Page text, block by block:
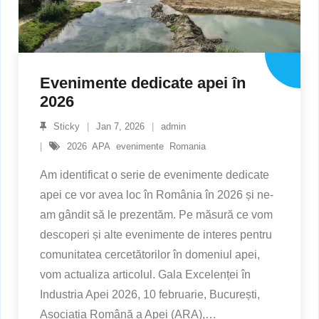
Evenimente dedicate apei în
2026
Sticky Jan 7, 2026
admin
2026 APA evenimente Romania
Am identificat o serie de evenimente dedicate
apei ce vor avea loc în România în 2026 și ne-
am gândit să le prezentăm. Pe măsură ce vom
descoperi și alte evenimente de interes pentru
comunitatea cercetătorilor în domeniul apei,
vom actualiza articolul. Gala Excelenței în
Industria Apei 2026, 10 februarie, București,
Asociația Română a Apei (ARA),…